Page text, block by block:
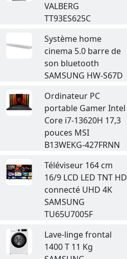
VALBERG
TT93ES625C
Système home
cinema 5.0 barre de
son bluetooth
SAMSUNG HW-S67D
Ordinateur PC
portable Gamer Intel
Core i7-13620H 17,3
pouces MSI
B13WEKG-427FRNN
Téléviseur 164 cm
16/9 LCD LED TNT HD
connecté UHD 4K
SAMSUNG
TU65U7005F
Lave-linge frontal
1400 T 11 Kg